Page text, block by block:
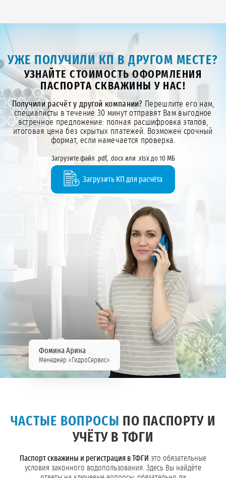
УЖЕ ПОЛУЧИЛИ КП В ДРУГОМ МЕСТЕ?
УЗНАЙТЕ СТОИМОСТЬ ОФОРМЛЕНИЯ
ПАСПОРТА СКВАЖИНЫ У НАС!
Получили расчёт у другой компании? Перешлите его нам,
специалисты в течение 30 минут отправят Вам выгодное
встречное предложение: полная расшифровка этапов,
итоговая цена без скрытых платежей. Возможен срочный
формат, если намечается проверка.
Загрузите файл .pdf, .docx или .xlsx до 10 МБ
Загрузить КП для расчёта
Фомина Арина
Менеджер «ГидроСервис»
ЧАСТЫЕ ВОПРОСЫ
ПО ПАСПОРТУ И
УЧЁТУ В ТФГИ
Паспорт скважины и регистрация в ТФГИ это обязательные
условия законного водопользования. Здесь Вы найдёте